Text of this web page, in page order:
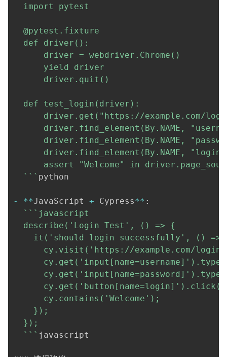
  import pytest
  @pytest.fixture
  def driver():
      driver = webdriver.Chrome()
      yield driver
      driver.quit()
  def test_login(driver):
driver.get("https://example.com/
driver.find_element(By.NAME,
driver.find_element(By.NAME,
driver.find_element(By.NAME,
assert "Welcome" in
  `
`` python
- **JavaScript + Cypress** :
`` `javascript
  describe('Login Test', () => {
it('should login successfully', () =>
cy.visit('https://example.com/
      cy.contains('Welcome');
    });
  });
  `
`` javascript